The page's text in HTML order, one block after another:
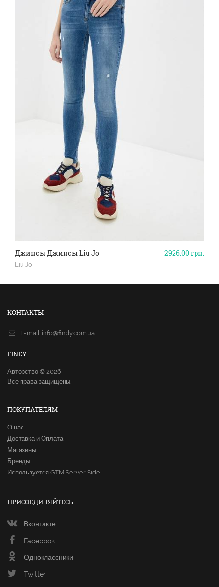
2926.00грн.
Джинсы Джинсы Liu Jo
Liu Jo
КОНТАКТЫ
E-mail. info@findy.com.ua
FINDY
Авторство © 2026
Все права защищены.
ПОКУПАТЕЛЯМ
О нас
Доставка и Оплата
Магазины
Бренды
Используется GTM Server Side
ПРИСОЕДИНЯЙТЕСЬ
Вконтакте
Facebook
Одноклассники
Twitter